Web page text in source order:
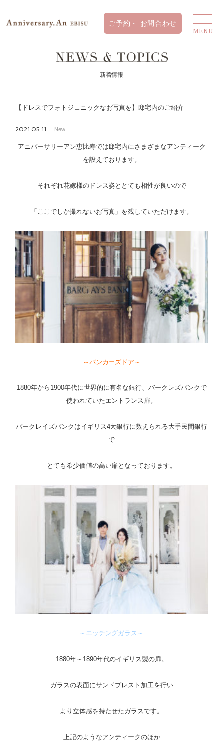
新着情報
【ドレスでフォトジェニックなお写真を】邸宅内のご紹介
2021.05.11 New
アニバーサリーアン恵比寿では邸宅内にさまざまなアンティーク
を設えております。
それぞれ花嫁様のドレス姿ととても相性が良いので
「ここでしか撮れないお写真」を残していただけます。
～バンカーズドア～
1880年から1900年代に世界的に有名な銀行、バークレズバンクで
使われていたエントランス扉。
バークレイズバンクはイギリス4大銀行に数えられる大手民間銀行
で
とても希少価値の高い扉となっております。
～エッチングガラス～
1880年～1890年代のイギリス製の扉。
ガラスの表面にサンドブレスト加工を行い
より立体感を持たせたガラスです。
上記のようなアンティークのほか